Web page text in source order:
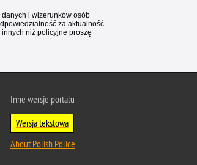
i wizerunków osób
za aktualność
niż policyjne proszę
Inne wersje portalu
Wersja tekstowa
About Polish Police